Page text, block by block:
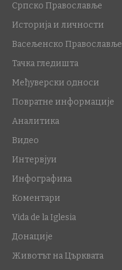
Српско Православље
Историја и личности
Васељенско Православље
Тачка гледишта
Међуверски односи
Повратне информације
Аналитика
Видео
Интервјуи
Инфографика
Коментари
Vida de la Iglesia
Донације
Животът на Църквата